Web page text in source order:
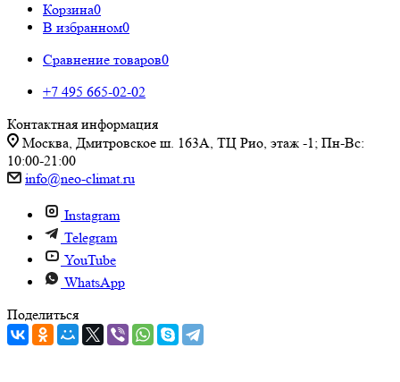
Корзина0
В избранном0
Сравнение товаров0
+7 495 665-02-02
Контактная информация
Москва, Дмитровское ш. 163А, ТЦ Рио, этаж -1; Пн-Вс:
10:00-21:00
info@neo-climat.ru
Instagram
Telegram
YouTube
WhatsApp
Поделиться